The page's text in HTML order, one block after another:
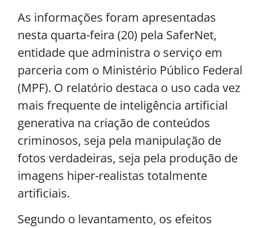
As informações foram apresentadas
nesta quarta-feira (20) pela SaferNet,
entidade que administra o serviço em
parceria com o Ministério Público Federal
(MPF). O relatório destaca o uso cada vez
mais frequente de inteligência artificial
generativa na criação de conteúdos
criminosos, seja pela manipulação de
fotos verdadeiras, seja pela produção de
imagens hiper-realistas totalmente
artificiais.
Segundo o levantamento, os efeitos